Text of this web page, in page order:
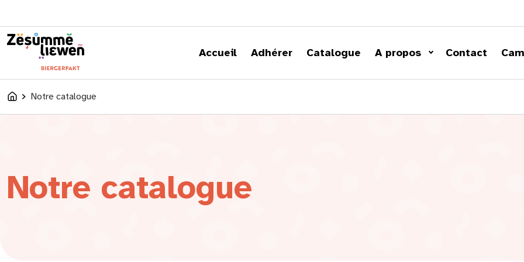
Accueil Adhérer Catalogue A propos Contact
AccueilNotre catalogue
Notre catalogue